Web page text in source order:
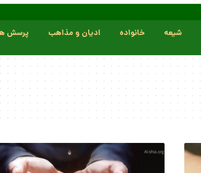
شیعه خانواده ادیان و مذاهب پرسش